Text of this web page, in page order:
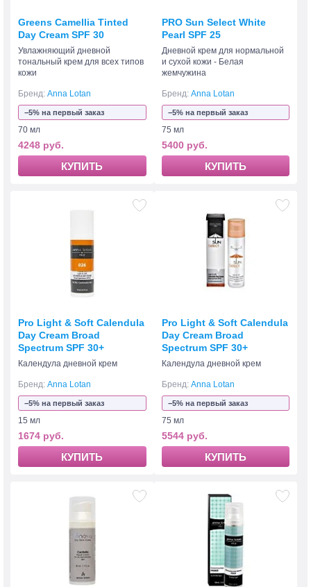
Greens Camellia Tinted
Day Cream SPF 30
Увлажняющий дневной
тональный крем для всех типов
кожи
Бренд: Anna Lotan
−5% на первый заказ
70 мл
4248 руб.
КУПИТЬ
PRO Sun Select White
Pearl SPF 25
Дневной крем для нормальной
и сухой кожи - Белая
жемчужина
Бренд: Anna Lotan
−5% на первый заказ
75 мл
5400 руб.
КУПИТЬ
Pro Light & Soft Calendula
Day Cream Broad
Spectrum SPF 30+
Календула дневной крем
Бренд: Anna Lotan
−5% на первый заказ
15 мл
1674 руб.
КУПИТЬ
Pro Light & Soft Calendula
Day Cream Broad
Spectrum SPF 30+
Календула дневной крем
Бренд: Anna Lotan
−5% на первый заказ
75 мл
5544 руб.
КУПИТЬ